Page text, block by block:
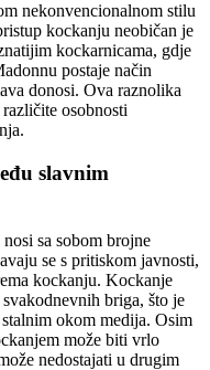
nekonvencionalnom stilu
kockanju neobičan je
kockarnicama, gdje
postaje način
donosi. Ova raznolika
osobnosti
slavnim
sa sobom brojne
se s pritiskom javnosti,
kockanju. Kockanje
briga, što je
okom medija. Osim
može biti vrlo
nedostajati u drugim